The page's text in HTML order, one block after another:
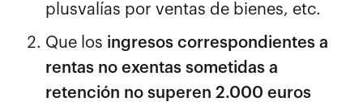
plusvalías por ventas de bienes, etc.
Que los ingresos correspondientes a
rentas no exentas sometidas a
retención no superen 2.000 euros